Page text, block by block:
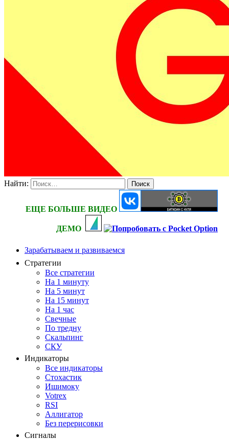
Найти:
ЕЩЕ БОЛЬШЕ ВИДЕО
ДЕМО
Зарабатываем и развиваемся
Стратегии
Все стратегии
На 1 минуту
На 5 минут
На 15 минут
На 1 час
Свечные
По тредну
Скальпинг
СКУ
Индикаторы
Все индикаторы
Стохастик
Ишимоку
Votrex
RSI
Аллигатор
Без перерисовки
Сигналы